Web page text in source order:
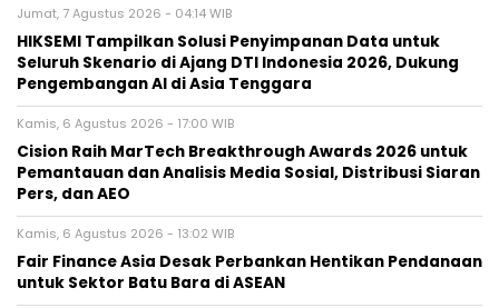
Jumat, 7 Agustus 2026 - 04:14 WIB
HIKSEMI Tampilkan Solusi Penyimpanan Data untuk
Seluruh Skenario di Ajang DTI Indonesia 2026, Dukung
Pengembangan AI di Asia Tenggara
Kamis, 6 Agustus 2026 - 17:00 WIB
Cision Raih MarTech Breakthrough Awards 2026 untuk
Pemantauan dan Analisis Media Sosial, Distribusi Siaran
Pers, dan AEO
Kamis, 6 Agustus 2026 - 13:02 WIB
Fair Finance Asia Desak Perbankan Hentikan Pendanaan
untuk Sektor Batu Bara di ASEAN